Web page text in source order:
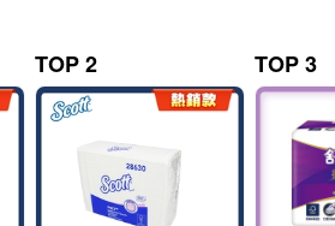
TOP 2 TOP 3